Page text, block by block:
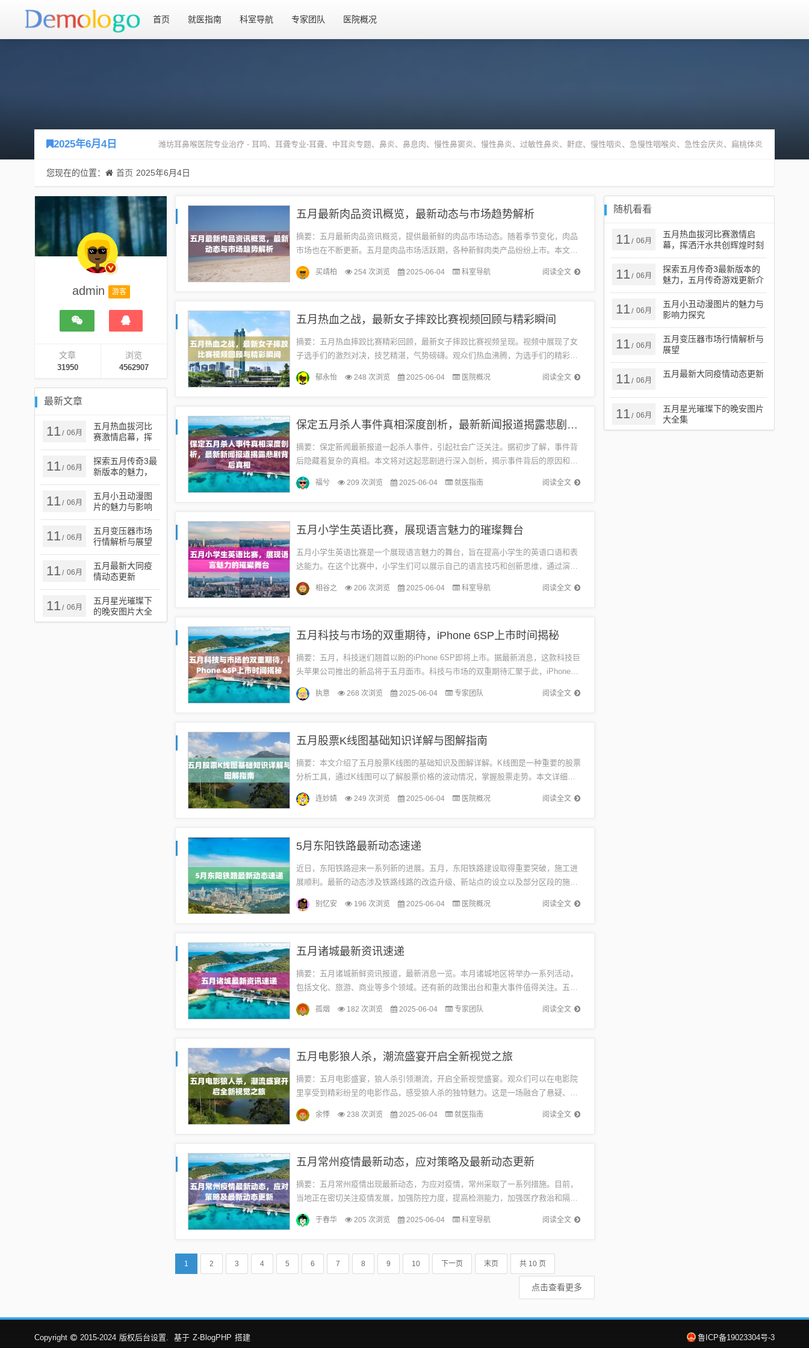
首页 就医指南 科室导航 专家团队 医院概况
2025年6月4日 潍坊耳鼻喉医院专业治疗 - 耳鸣、耳聋专业-耳聋、中耳炎专题、鼻炎、鼻息肉、慢性鼻窦炎、慢性鼻炎、过敏性鼻炎、鼾症、慢性咽炎、急慢性咽喉炎、急性会厌炎、扁桃体炎
您现在的位置： 首页 2025年6月4日
admin 游客
文章
31950
浏览
4562907
最新文章
11 / 06月
五月热血拔河比
赛激情启幕，挥
洒汗水共创辉煌
时刻
11 / 06月
探索五月传奇3最
新版本的魅力，
五月传奇游戏更
新介绍
11 / 06月
五月小丑动漫图
片的魅力与影响
力探究
11 / 06月
五月变压器市场
行情解析与展望
11 / 06月
五月最新大同疫
情动态更新
11 / 06月
五月星光璀璨下
的晚安图片大全
集
五月最新肉品资讯概览，最新动态与市场趋势解析
摘要：五月最新肉品资讯概览，提供最新鲜的肉品市场动态。随着季节变化，肉品
市场也在不断更新。五月是肉品市场活跃期，各种新鲜肉类产品纷纷上市。本文为
您概述五月肉品市场的最新动态，包括新品种、价格走势、消费趋势等，让您轻
松...
阅读全文
买靖柏 254 次浏览 2025-06-04 科室导航
五月热血之战，最新女子摔跤比赛视频回顾与精彩瞬间
摘要：五月热血摔跤比赛精彩回顾，最新女子摔跤比赛视频呈现。视频中展现了女
子选手们的激烈对决，技艺精湛，气势磅礴。观众们热血沸腾，为选手们的精彩表
现欢呼鼓掌。这场比赛展现了女子摔跤运动的魅力，也激发了更多人对这项运动
的...
阅读全文
郁永怡 248 次浏览 2025-06-04 医院概况
保定五月杀人事件真相深度剖析，最新新闻报道揭露悲剧背后真相
摘要：保定新闻最新报道一起杀人事件，引起社会广泛关注。据初步了解，事件背
后隐藏着复杂的真相。本文将对这起悲剧进行深入剖析，揭示事件背后的原因和细
节，呼吁社会各界关注并共同努力预防类似事件的发生。一、事件概述保定市发
生...
阅读全文
福兮 209 次浏览 2025-06-04 就医指南
五月小学生英语比赛，展现语言魅力的璀璨舞台
五月小学生英语比赛是一个展现语言魅力的舞台，旨在提高小学生的英语口语和表
达能力。在这个比赛中，小学生们可以展示自己的语言技巧和创新思维，通过演
讲、朗诵、戏剧等多种形式展现自己的才华。这个比赛不仅有助于培养小学生的语
言...
阅读全文
相谷之 206 次浏览 2025-06-04 科室导航
五月科技与市场的双重期待，iPhone 6SP上市时间揭秘
摘要：五月，科技迷们翘首以盼的iPhone 6SP即将上市。据最新消息，这款科技巨
头苹果公司推出的新品将于五月面市。科技与市场的双重期待汇聚于此，iPhone
6SP的上市将引发新一轮的消费热潮。具体上市日期，请继续...
阅读全文
执意 268 次浏览 2025-06-04 专家团队
五月股票K线图基础知识详解与图解指南
摘要：本文介绍了五月股票K线图的基础知识及图解详解。K线图是一种重要的股票
分析工具，通过K线图可以了解股票价格的波动情况，掌握股票走势。本文详细讲
解了K线图的各种形态及其含义，帮助读者更好地分析股票行情，为投资决策提...
阅读全文
连妙婧 249 次浏览 2025-06-04 医院概况
5月东阳铁路最新动态速递
近日，东阳铁路迎来一系列新的进展。五月，东阳铁路建设取得重要突破，施工进
展顺利。最新的动态涉及铁路线路的改造升级、新站点的设立以及部分区段的施工
进度等。这些最新动态标志着东阳铁路的发展正稳步推进，为当地及区域间的交
通...
阅读全文
别忆安 196 次浏览 2025-06-04 医院概况
五月诸城最新资讯速递
摘要：五月诸城新鲜资讯报道，最新消息一览。本月诸城地区将举办一系列活动，
包括文化、旅游、商业等多个领域。还有新的政策出台和重大事件值得关注。五月
诸城新鲜资讯为您带来最新动态，让您轻松了解当地发展。五月诸城的新鲜资讯
随...
阅读全文
孤烟 182 次浏览 2025-06-04 专家团队
五月电影狼人杀，潮流盛宴开启全新视觉之旅
摘要：五月电影盛宴，狼人杀引领潮流，开启全新视觉盛宴。观众们可以在电影院
里享受到精彩纷呈的电影作品，感受狼人杀的独特魅力。这是一场融合了悬疑、推
理和娱乐的电影盛宴，带给观众全新的观影体验。电影概述：《狼人杀》是一部
集...
阅读全文
余悸 238 次浏览 2025-06-04 就医指南
五月常州疫情最新动态，应对策略及最新动态更新
摘要：五月常州疫情出现最新动态，为应对疫情，常州采取了一系列措施。目前，
当地正在密切关注疫情发展，加强防控力度，提高检测能力，加强医疗救治和隔离
工作。市民也被呼吁加强个人防护，遵守防疫规定，共同应对疫情挑战。常州将
继...
阅读全文
于春华 205 次浏览 2025-06-04 科室导航
1 2 3 4 5 6 7 8 9 10 下一页 末页 共 10 页
点击查看更多
随机看看
11 / 06月
五月热血拔河比赛激情启
幕，挥洒汗水共创辉煌时刻
11 / 06月
探索五月传奇3最新版本的
魅力，五月传奇游戏更新介
绍
11 / 06月
五月小丑动漫图片的魅力与
影响力探究
11 / 06月
五月变压器市场行情解析与
展望
11 / 06月
五月最新大同疫情动态更新
11 / 06月
五月星光璀璨下的晚安图片
大全集
Copyright 2015-2024 版权后台设置. 基于 Z-BlogPHP 搭建 鲁ICP备19023304号-3